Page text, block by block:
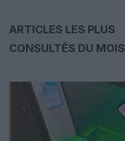
ARTICLES LES PLUS
CONSULTÉS DU MOIS